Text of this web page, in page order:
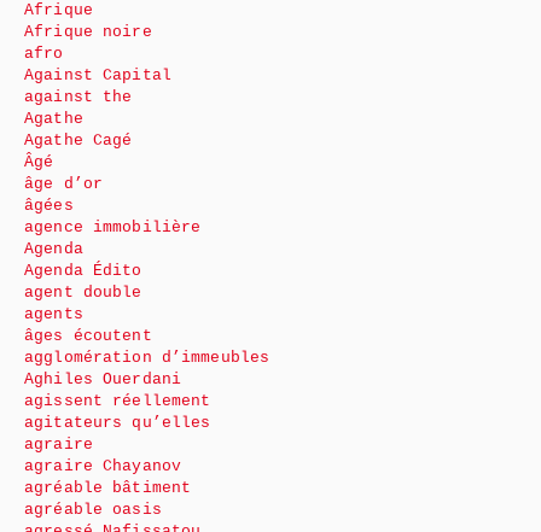
Afrique
Afrique noire
afro
Against Capital
against the
Agathe
Agathe Cagé
Âgé
âge d’or
âgées
agence immobilière
Agenda
Agenda Édito
agent double
agents
âges écoutent
agglomération d’immeubles
Aghiles Ouerdani
agissent réellement
agitateurs qu’elles
agraire
agraire Chayanov
agréable bâtiment
agréable oasis